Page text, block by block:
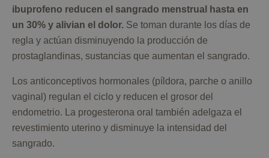
ibuprofeno reducen el sangrado menstrual hasta en
un 30% y alivian el dolor. Se toman durante los días de
regla y actúan disminuyendo la producción de
prostaglandinas, sustancias que aumentan el sangrado.
Los anticonceptivos hormonales (píldora, parche o anillo
vaginal) regulan el ciclo y reducen el grosor del
endometrio. La progesterona oral también adelgaza el
revestimiento uterino y disminuye la intensidad del
sangrado.